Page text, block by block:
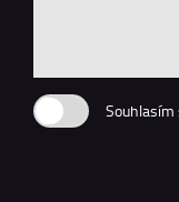
Souhlasím